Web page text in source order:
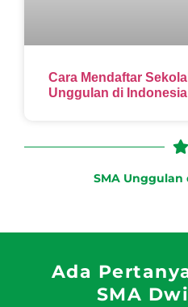
Cara Mendaftar
Unggulan di Indonesia
SMA Unggulan
Ada
SMA